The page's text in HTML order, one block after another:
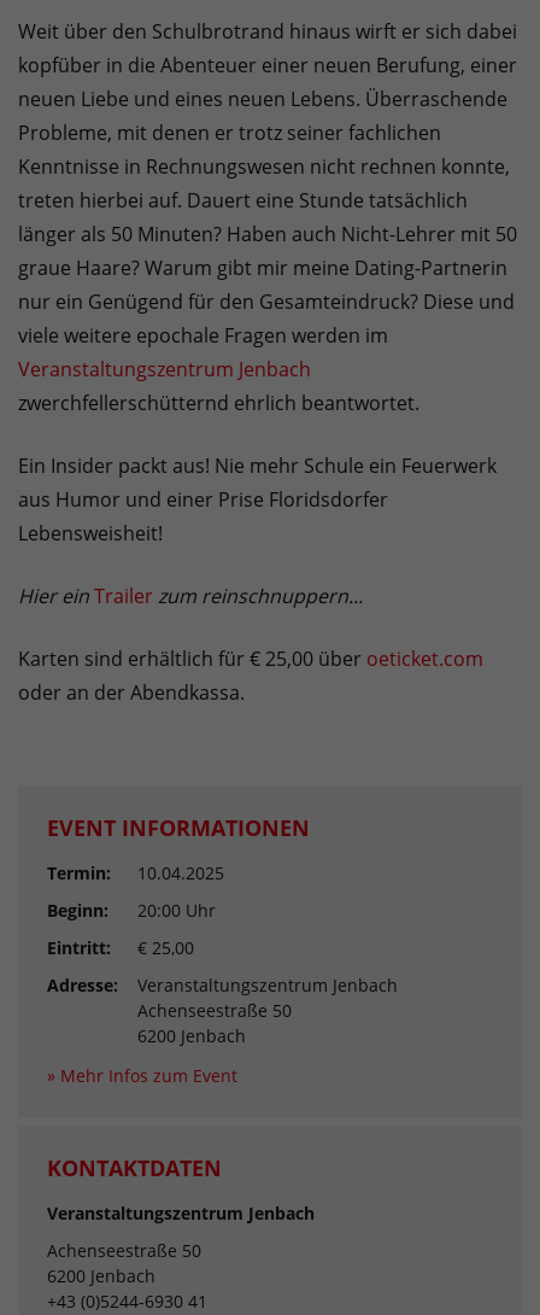
Weit über den Schulbrotrand hinaus wirft er sich dabei
kopfüber in die Abenteuer einer neuen Berufung, einer
neuen Liebe und eines neuen Lebens. Überraschende
Probleme, mit denen er trotz seiner fachlichen
Kenntnisse in Rechnungswesen nicht rechnen konnte,
treten hierbei auf. Dauert eine Stunde tatsächlich
länger als 50 Minuten? Haben auch Nicht-Lehrer mit 50
graue Haare? Warum gibt mir meine Dating-Partnerin
nur ein Genügend für den Gesamteindruck? Diese und
viele weitere epochale Fragen werden im
Veranstaltungszentrum Jenbach
zwerchfellerschütternd ehrlich beantwortet.
Ein Insider packt aus! Nie mehr Schule ein Feuerwerk
aus Humor und einer Prise Floridsdorfer
Lebensweisheit!
Hier einTrailer zum reinschnuppern...
Karten sind erhältlich für € 25,00 über oeticket.com
oder an der Abendkassa.
EVENT INFORMATIONEN
Termin:
10.04.2025
Beginn:
20:00 Uhr
Eintritt:
€ 25,00
Adresse:
Veranstaltungszentrum Jenbach
Achenseestraße 50
6200 Jenbach
» Mehr Infos zum Event
KONTAKTDATEN
Veranstaltungszentrum Jenbach
Achenseestraße 50
6200 Jenbach
+43 (0)5244-6930 41